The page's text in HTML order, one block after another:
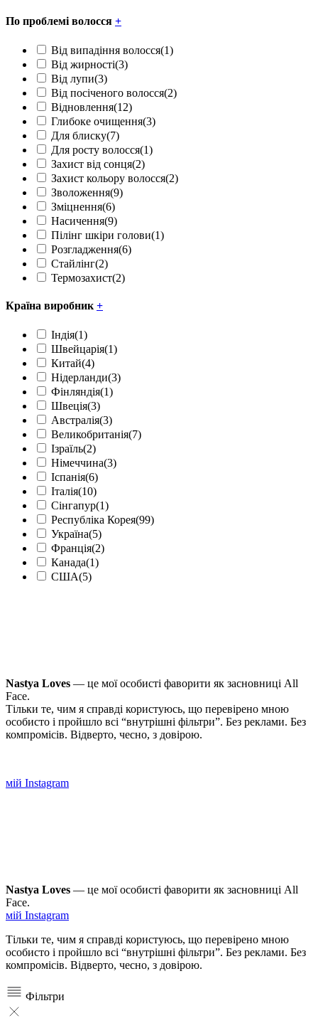
По проблемі волосся +
Від випадіння волосся(1)
Від жирності(3)
Від лупи(3)
Від посіченого волосся(2)
Відновлення(12)
Глибоке очищення(3)
Для блиску(7)
Для росту волосся(1)
Захист від сонця(2)
Захист кольору волосся(2)
Зволоження(9)
Зміцнення(6)
Насичення(9)
Пілінг шкіри голови(1)
Розгладження(6)
Стайлінг(2)
Термозахист(2)
Країна виробник +
Індія(1)
Швейцарія(1)
Китай(4)
Нідерланди(3)
Фінляндія(1)
Швеція(3)
Австралія(3)
Великобританія(7)
Ізраїль(2)
Німеччина(3)
Іспанія(6)
Італія(10)
Сінгапур(1)
Республіка Корея(99)
Україна(5)
Франція(2)
Канада(1)
США(5)
Nastya Loves — це мої особисті фаворити як засновниці All
Face.
Тільки те, чим я справді користуюсь, що перевірено мною
особисто і пройшло всі “внутрішні фільтри”. Без реклами. Без
компромісів. Відверто, чесно, з довірою.
мій Instagram
Nastya Loves — це мої особисті фаворити як засновниці All
Face.
мій Instagram
Тільки те, чим я справді користуюсь, що перевірено мною
особисто і пройшло всі “внутрішні фільтри”. Без реклами. Без
компромісів. Відверто, чесно, з довірою.
Фільтри